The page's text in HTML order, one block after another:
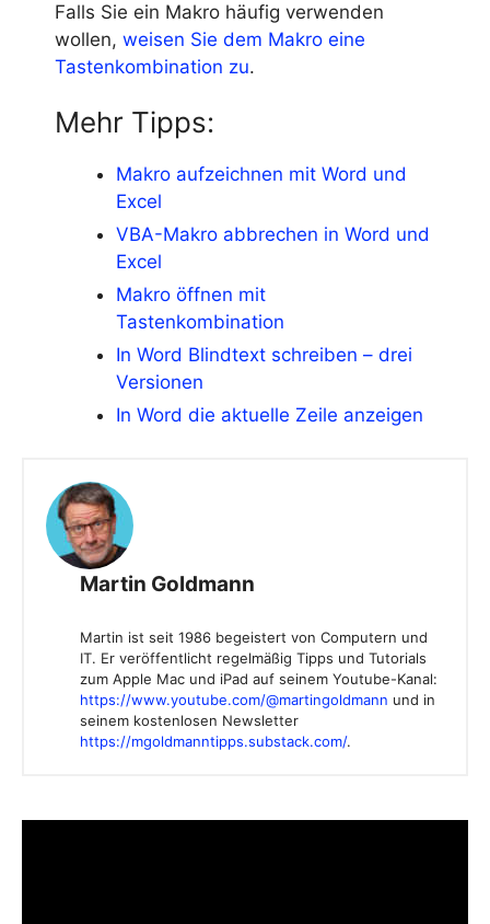
Falls Sie ein Makro häufig verwenden
wollen, weisen Sie dem Makro eine
Tastenkombination zu.
Mehr Tipps:
Makro aufzeichnen mit Word und
Excel
VBA-Makro abbrechen in Word und
Excel
Makro öffnen mit
Tastenkombination
In Word Blindtext schreiben – drei
Versionen
In Word die aktuelle Zeile anzeigen
Martin Goldmann
Martin ist seit 1986 begeistert von Computern und
IT. Er veröffentlicht regelmäßig Tipps und Tutorials
zum Apple Mac und iPad auf seinem Youtube-Kanal:
https://www.youtube.com/@martingoldmann und in
seinem kostenlosen Newsletter
https://mgoldmanntipps.substack.com/.